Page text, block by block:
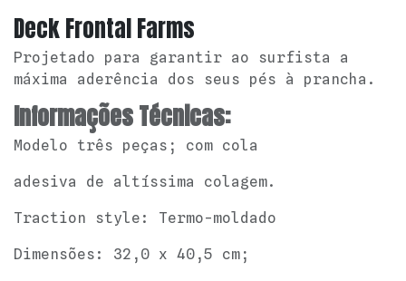
Deck Frontal Farms
Projetado para garantir ao surfista a
máxima aderência dos seus pés à prancha.
Informações Técnicas:
Modelo três peças; com cola
adesiva de altíssima colagem.
Traction style: Termo-moldado
Dimensões: 32,0 x 40,5 cm;